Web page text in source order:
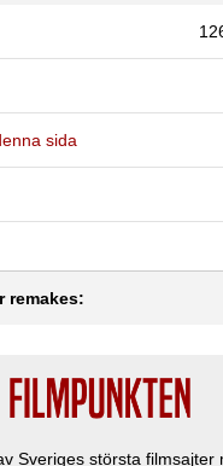
sida
remakes:
Sveriges största filmsajter